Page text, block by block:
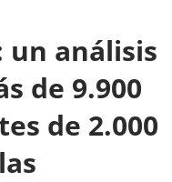
un análisis
de 9.900
de 2.000